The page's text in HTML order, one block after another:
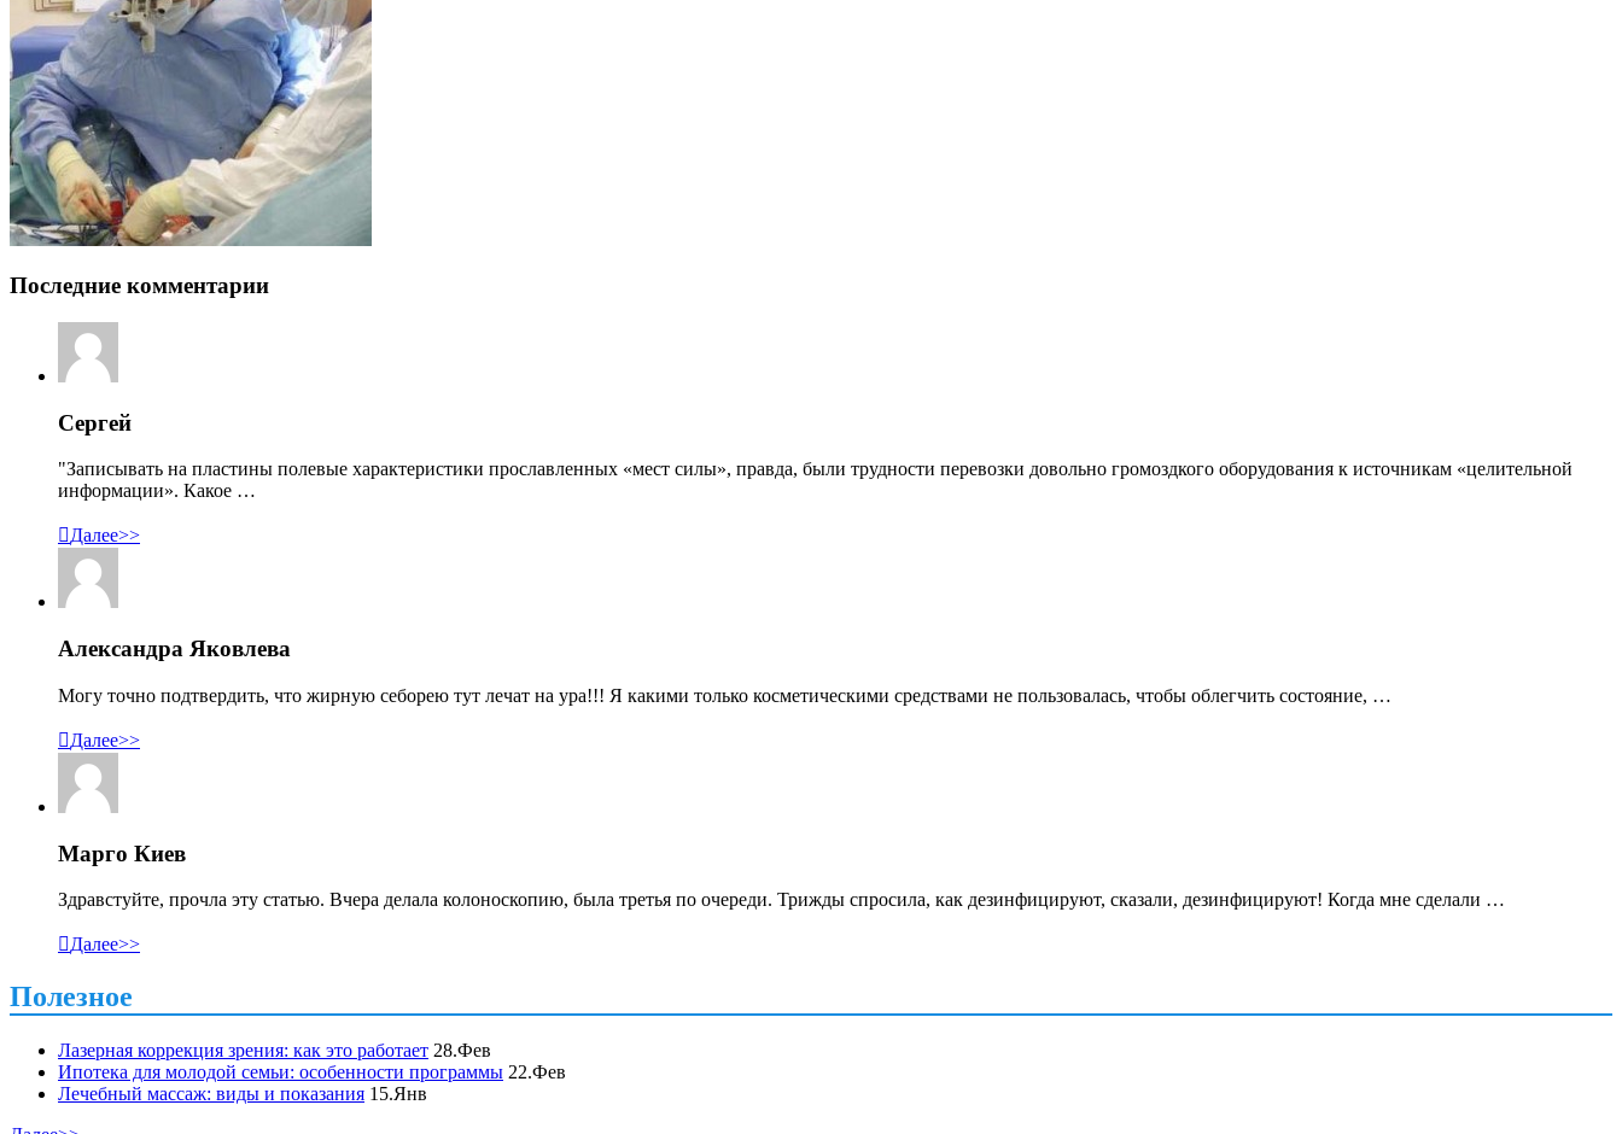
Последние комментарии
Сергей
"Записывать на пластины полевые характеристики прославленных «мест силы», правда, были трудности перевозки довольно громоздкого оборудования к источникам «целительной
информации». Какое …
Далее>>
Александра Яковлева
Могу точно подтвердить, что жирную себорею тут лечат на ура!!! Я какими только косметическими средствами не пользовалась, чтобы облегчить состояние, …
Далее>>
Марго Киев
Здравстуйте, прочла эту статью. Вчера делала колоноскопию, была третья по очереди. Трижды спросила, как дезинфицируют, сказали, дезинфицируют! Когда мне сделали …
Далее>>
Полезное
Лазерная коррекция зрения: как это работает 28.Фев
Ипотека для молодой семьи: особенности программы 22.Фев
Лечебный массаж: виды и показания 15.Янв